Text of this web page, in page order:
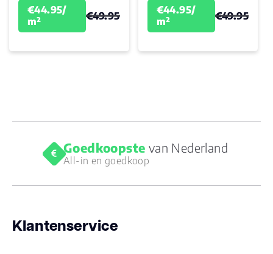
€44.95/
m²
€49.95
€44.95/
m²
€49.95
Goedkoopste van Nederland
All-in en goedkoop
Klantenservice